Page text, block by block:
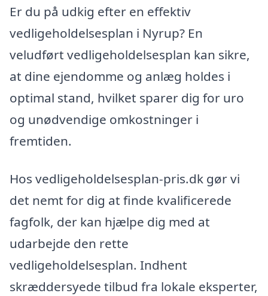
Er du på udkig efter en effektiv
vedligeholdelsesplan i Nyrup? En
veludført vedligeholdelsesplan kan sikre,
at dine ejendomme og anlæg holdes i
optimal stand, hvilket sparer dig for uro
og unødvendige omkostninger i
fremtiden.
Hos vedligeholdelsesplan-pris.dk gør vi
det nemt for dig at finde kvalificerede
fagfolk, der kan hjælpe dig med at
udarbejde den rette
vedligeholdelsesplan. Indhent
skræddersyede tilbud fra lokale eksperter,